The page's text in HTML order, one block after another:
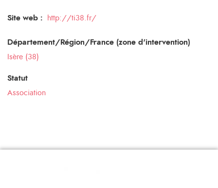
Site web : http://ti38.fr/
Département/Région/France (zone d'intervention)
Isère (38)
Statut
Association